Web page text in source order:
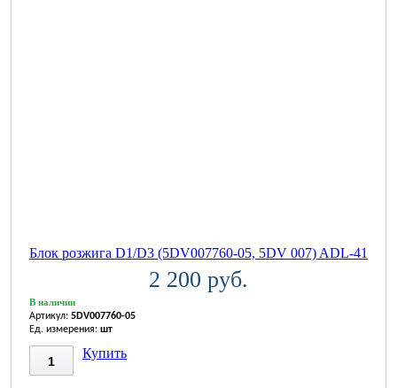
Блок розжига D1/D3 (5DV007760-05, 5DV 007) ADL-41
2 200 руб.
В наличии
Артикул: 5DV007760-05
Ед. измерения: шт
Купить